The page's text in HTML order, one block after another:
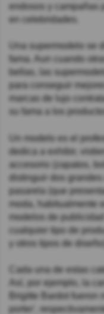
endosos y campañas
en celebridades.
Una supermodelo se
fama. Aun cuando
bellas, las
para conseguir
marcas de lujo
su fama a los
Un modelo es el
dedica a exhibir,
accesorio (zapatos,
distinguir dos
pasarela (que
moda, habitualmente
modelos de
cualquier tipo de
y otros tipos de diseño).
Cada una de estas
Así, por ejemplo, la
Brigitte Bardot fueron
porter',